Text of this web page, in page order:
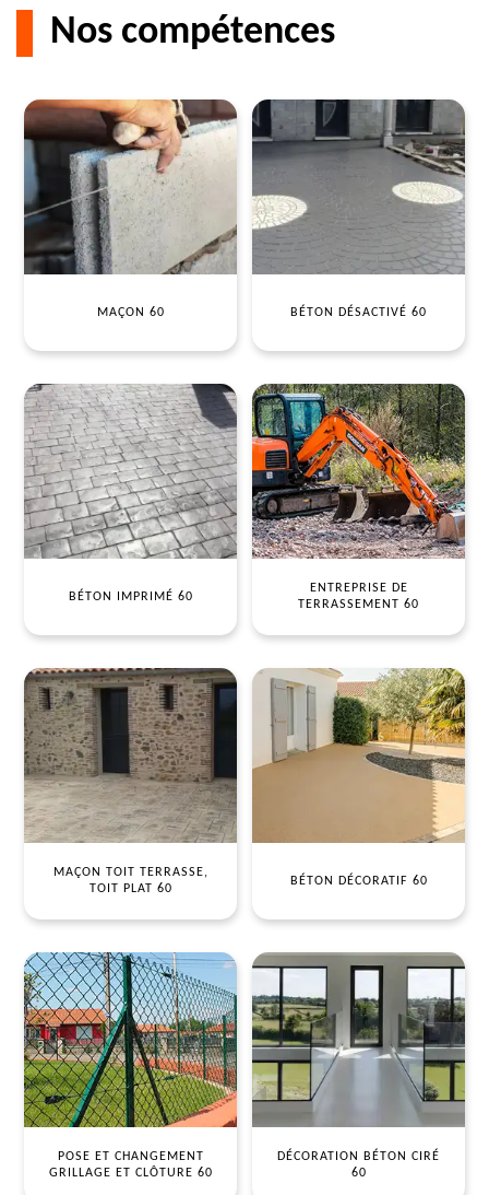
Nos compétences
MAÇON 60 BÉTON DÉSACTIVÉ 60
BÉTON IMPRIMÉ 60
ENTREPRISE DE
TERRASSEMENT 60
MAÇON TOIT TERRASSE,
TOIT PLAT 60
BÉTON DÉCORATIF 60
POSE ET CHANGEMENT
GRILLAGE ET CLÔTURE 60
DÉCORATION BÉTON CIRÉ
60